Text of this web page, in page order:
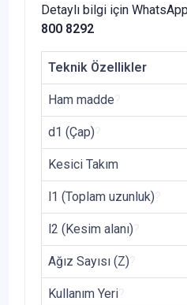
Detaylı bilgi için
800 8292
Teknik Özellikler
Ham madde
d1 (Çap)
Kesici Takım
l1 (Toplam uzunluk)
l2 (Kesim alanı)
Ağız Sayısı (Z)
Kullanım Yeri